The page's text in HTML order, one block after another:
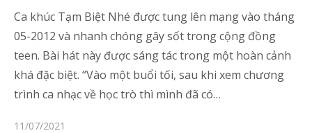
Ca khúc Tạm Biệt Nhé được tung lên mạng vào tháng
05-2012 và nhanh chóng gây sốt trong cộng đồng
teen. Bài hát này được sáng tác trong một hoàn cảnh
khá đặc biệt. “Vào một buổi tối, sau khi xem chương
trình ca nhạc về học trò thì mình đã có…
Posted
11/07/2021